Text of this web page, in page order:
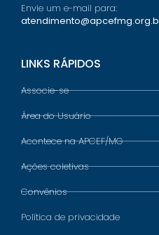
Envie um e-mail para:
atendimento@apcefmg.org.b
LINKS RÁPIDOS
Associe-se
Área do Usuário
Acontece na APCEF/MG
Ações coletivas
Convênios
Política de privacidade